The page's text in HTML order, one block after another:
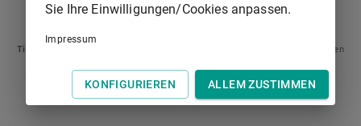
§ 742
Tipp
: Swipen Sie auf dem Bildschirm links oder rechts zur Navigation zwischen
Sie Ihre Einwilligungen/Cookies anpassen.
Impressum
KONFIGURIEREN ALLEM ZUSTIMMEN